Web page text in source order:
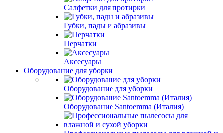
Салфетки для протирки
Губки, пады и абразивы
Перчатки
Аксесуары
Оборудование для уборки
Оборудование для уборки
Оборудование Santoemma (Италия)